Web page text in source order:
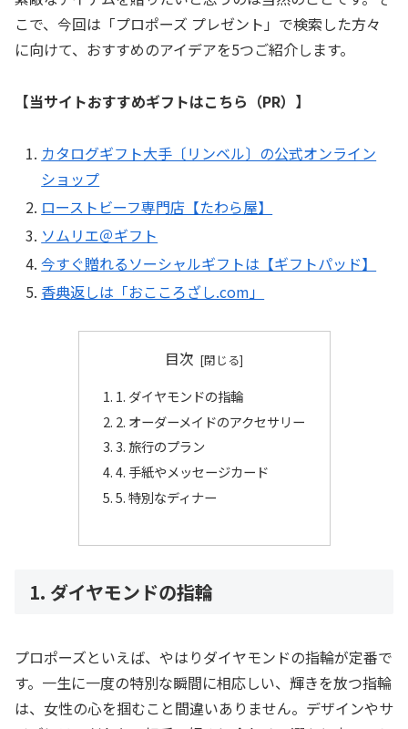
こで、今回は「プロポーズ プレゼント」で検索した方々
に向けて、おすすめのアイデアを5つご紹介します。
【当サイトおすすめギフトはこちら（PR）】
カタログギフト大手〔リンベル〕の公式オンライン
ショップ
ローストビーフ専門店【たわら屋】
ソムリエ＠ギフト
今すぐ贈れるソーシャルギフトは【ギフトパッド】
香典返しは「おこころざし.com」
目次
1. ダイヤモンドの指輪
2. オーダーメイドのアクセサリー
3. 旅行のプラン
4. 手紙やメッセージカード
5. 特別なディナー
1. ダイヤモンドの指輪
プロポーズといえば、やはりダイヤモンドの指輪が定番で
す。一生に一度の特別な瞬間に相応しい、輝きを放つ指輪
は、女性の心を掴むこと間違いありません。デザインやサ